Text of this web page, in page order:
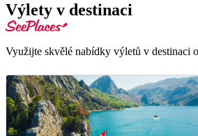
Výlety v destinaci
Využijte skvělé nabídky výletů v destinaci